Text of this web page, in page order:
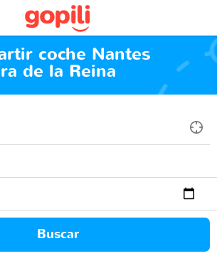
coche Nantes
de la Reina
Buscar